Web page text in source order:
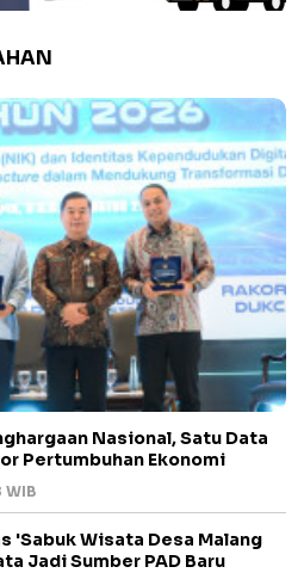
Nasional, Satu Data
Pertumbuhan Ekonomi
WIB
'Sabuk Wisata Desa Malang
Jadi Sumber PAD Baru